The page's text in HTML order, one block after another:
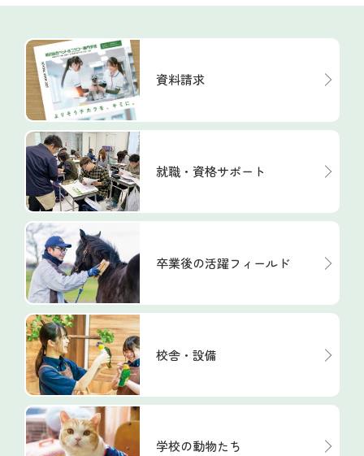
資料請求
就職・資格サポート
卒業後の活躍フィールド
校舎・設備
学校の動物たち